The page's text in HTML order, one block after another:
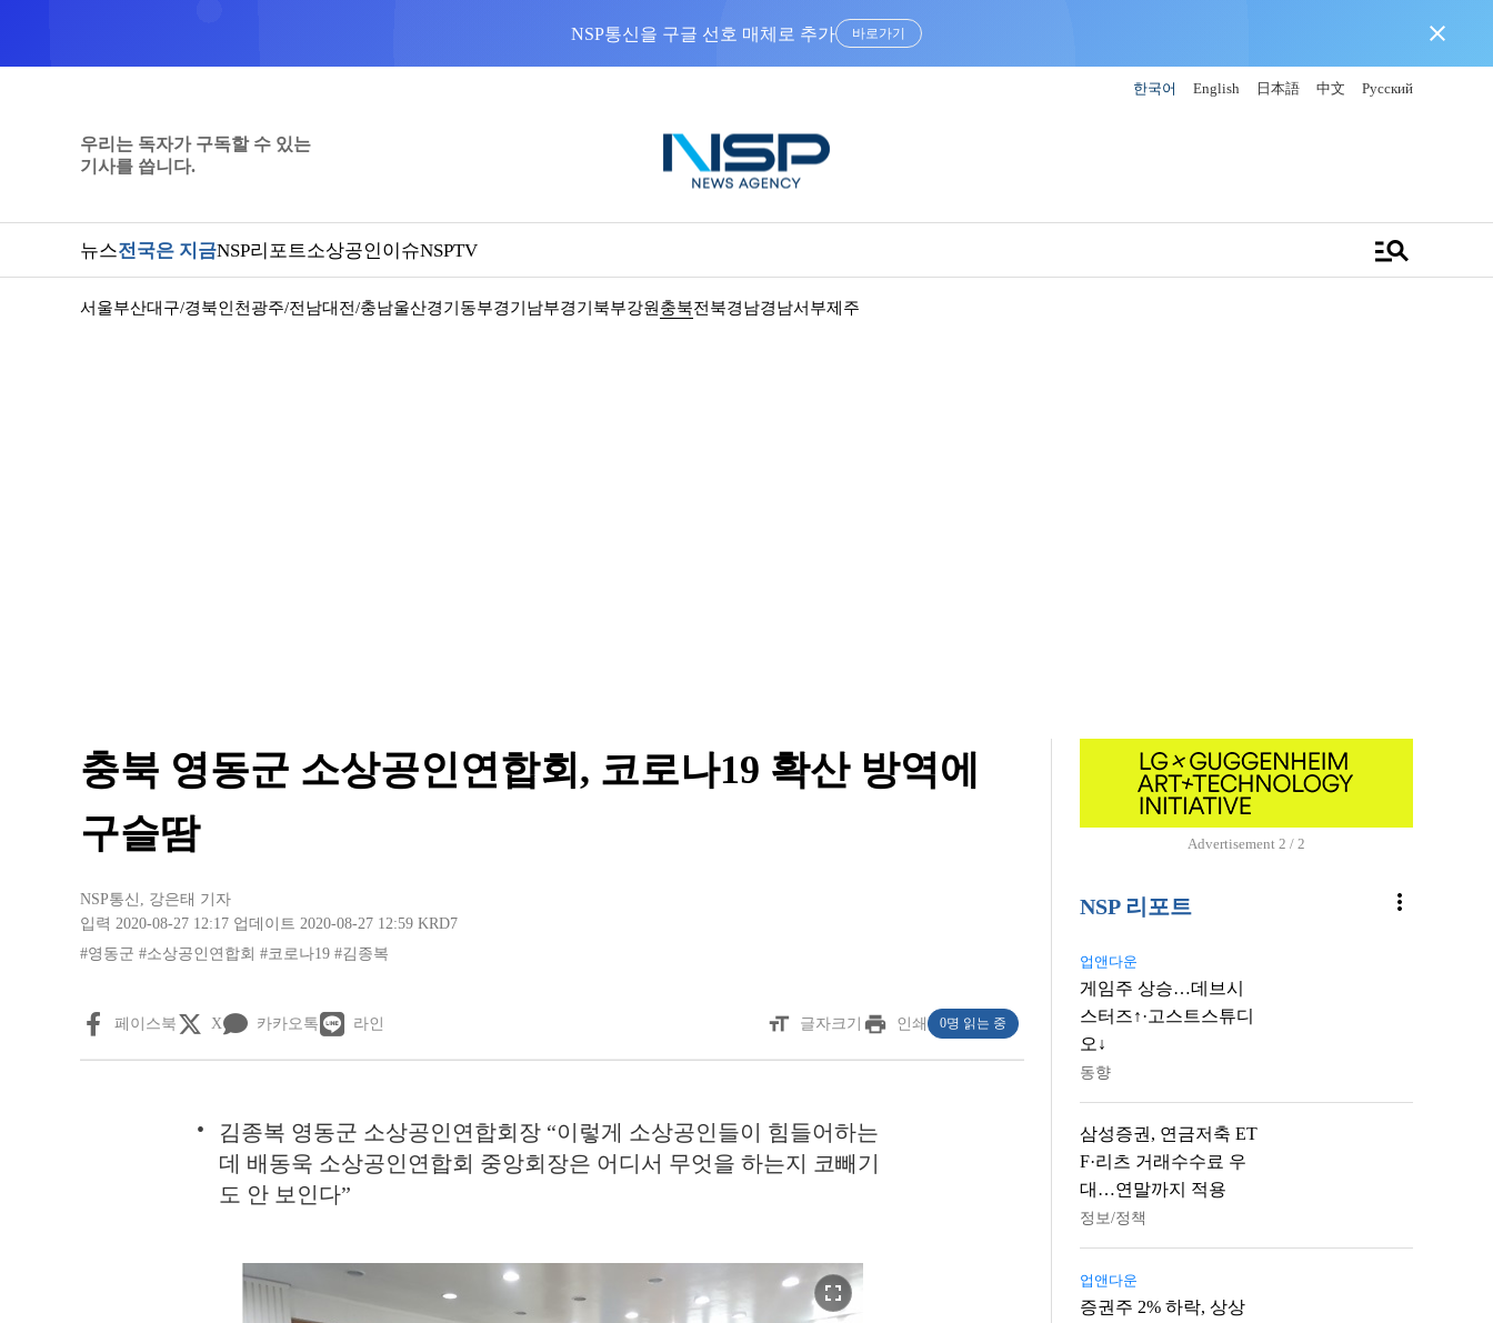
NSP통신을 구글 선호 매체로 추가 바로가기 close
한국어 English 日本語 中文 Русский
우리는 독자가 구독할 수 있는
기사를 씁니다.
뉴스전국은 지금NSP리포트소상공인이슈NSPTV manage_search
서울부산대구/경북인천 광주/전남대전/충남울산경기동부경기남부경기북부강원 충북전북경남경남서부제주
충북 영동군 소상공인연합회, 코로나19 확산 방역에
구슬땀
NSP통신 , 강은태 기자
입력 2020-08-27 12:17 업데이트 2020-08-27 12:59 KRD7
#영동군 #소상공인연합회 #코로나19 #김종복
페이스북 X 카카오톡 라인 format_size 글자크기 print 인쇄 0명 읽는 중
김종복 영동군 소상공인연합회장 “이렇게 소상공인들이 힘들어하는
데 배동욱 소상공인연합회 중앙회장은 어디서 무엇을 하는지 코빼기
도 안 보인다”
fullscreen
Advertisement 1 / 2
NSP 리포트 more_vert
업앤다운
게임주 상승…데브시
스터즈↑·고스트스튜디
오↓
동향
삼성증권, 연금저축 ET
F·리츠 거래수수료 우
대…연말까지 적용
정보/정책
업앤다운
증권주 2% 하락, 상상